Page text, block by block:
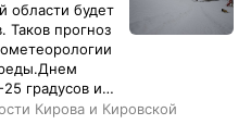
области будет
Таков прогноз
градусов и
западный,
облачно, от
Кирова и Кировской